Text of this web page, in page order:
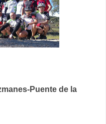
Puente de la